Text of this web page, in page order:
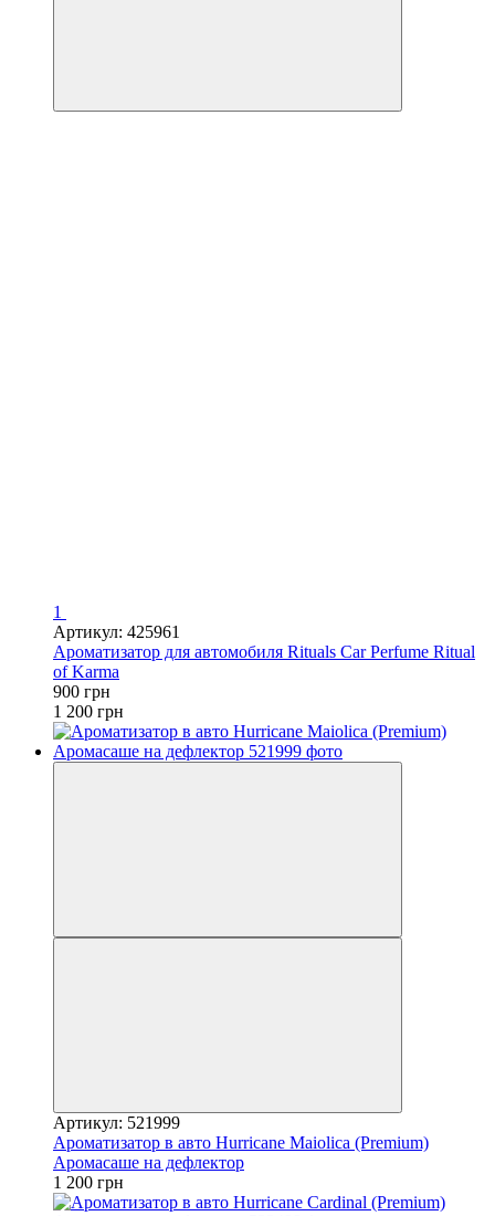
1
Артикул: 425961
Ароматизатор для автомобиля Rituals Car Perfume Ritual
of Karma
900 грн
1 200 грн
Артикул: 521999
Ароматизатор в авто Hurricane Maiolica (Premium)
Аромасаше на дефлектор
1 200 грн